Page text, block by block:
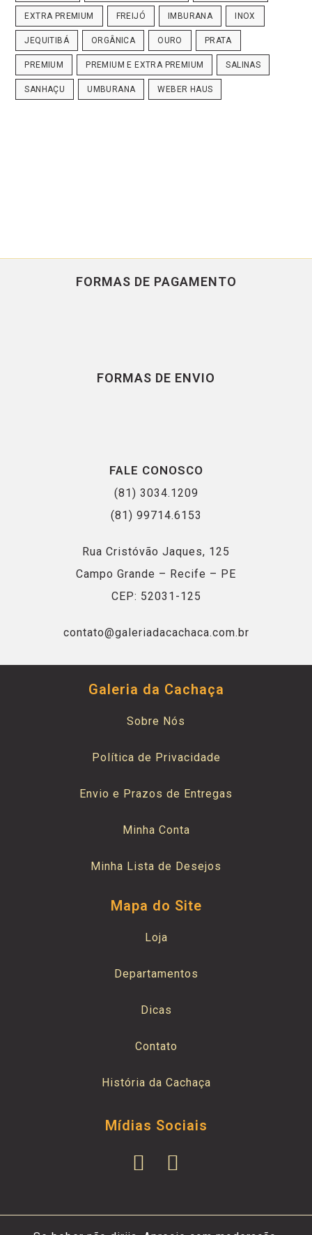
EXTRA PREMIUM FREIJÓ IMBURANA INOX
JEQUITIBÁ ORGÂNICA OURO PRATA
PREMIUM PREMIUM E EXTRA PREMIUM SALINAS
SANHAÇU UMBURANA WEBER HAUS
FORMAS DE PAGAMENTO
FORMAS DE ENVIO
FALE CONOSCO
(81) 3034.1209
(81) 99714.6153
Rua Cristóvão Jaques, 125
Campo Grande – Recife – PE
CEP: 52031-125
contato@galeriadacachaca.com.br
Galeria da Cachaça
Sobre Nós
Política de Privacidade
Envio e Prazos de Entregas
Minha Conta
Minha Lista de Desejos
Mapa do Site
Loja
Departamentos
Dicas
Contato
História da Cachaça
Mídias Sociais